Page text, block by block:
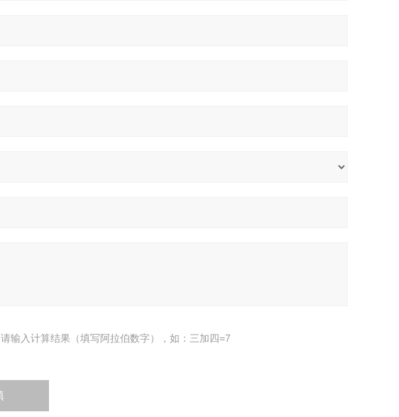
请输入计算结果（填写阿拉伯数字），如：三加四=7